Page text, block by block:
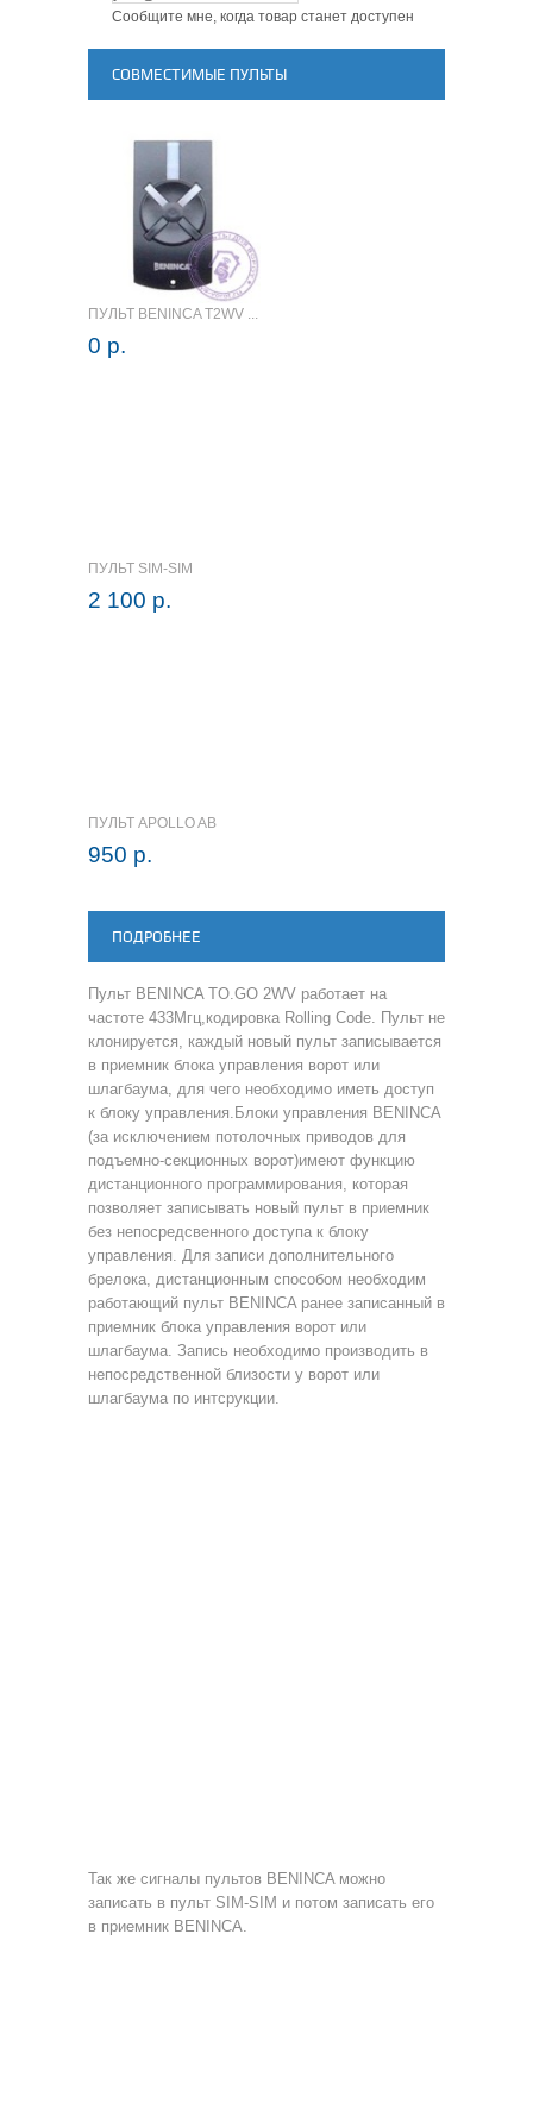
Сообщите мне, когда товар станет доступен
СОВМЕСТИМЫЕ ПУЛЬТЫ
ПУЛЬТ BENINCA T2WV ...
0 р.
ПУЛЬТ SIM-SIM
2 100 р.
ПУЛЬТ APOLLO AB
950 р.
ПОДРОБНЕЕ
Пульт BENINCA TO.GO 2WV работает на
частоте 433Мгц,кодировка Rolling Code. Пульт не
клонируется, каждый новый пульт записывается
в приемник блока управления ворот или
шлагбаума, для чего необходимо иметь доступ
к блоку управления.Блоки управления BENINCA
(за исключением потолочных приводов для
подъемно-секционных ворот)имеют функцию
дистанционного программирования, которая
позволяет записывать новый пульт в приемник
без непосредсвенного доступа к блоку
управления. Для записи дополнительного
брелока, дистанционным способом необходим
работающий пульт BENINCA ранее записанный в
приемник блока управления ворот или
шлагбаума. Запись необходимо производить в
непосредственной близости у ворот или
шлагбаума по интсрукции.
Так же сигналы пультов BENINCA можно
записать в пульт SIM-SIM и потом записать его
в приемник BENINCA.